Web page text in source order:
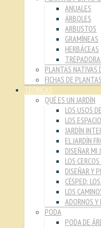
ANUALES
ÁRBOLES
ARBUSTOS
GRAMÍNEAS
HERBÁCEAS
PLANTAS NATIVAS
FICHAS DE
TÉCNICAS
QUÉ ES UN JARDÍN
LOS USOS
LOS
JARDÍN
EL JARDÍN
DISEÑAR MI
LOS
DISEÑAR Y
CÉSPED:
LOS
ADORNOS
PODA
PODA DE